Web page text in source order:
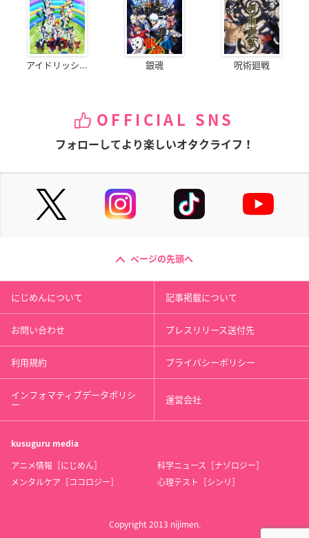
アイドリッシ... 銀魂 呪術廻戦
OFFICIAL SNS
フォローしてより楽しいオタクライフ！
ページの先頭へ
にじめんについて 記事掲載について
お問い合わせ プレスリリース送付先
利用規約 プライバシーポリシー
インフォマティブデータポリシ
ー 運営会社
kusuguru media
アニメ情報［にじめん］
科学ニュース［ナゾロジー］
メンタルケア［ココロジー］
心理テスト［シンリ］
Copyright 2013 nijimen.